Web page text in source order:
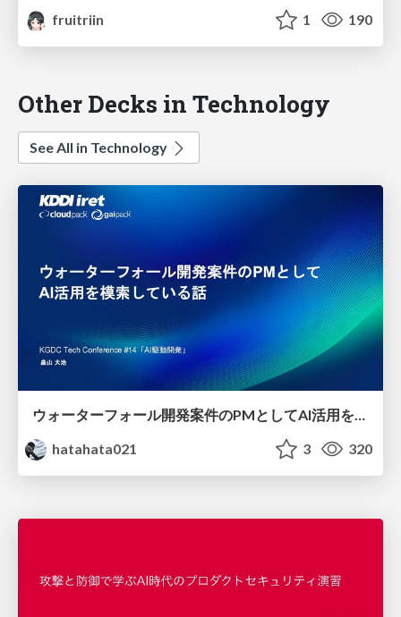
fruitriin
1 190
Other Decks in Technology
See All in Technology
hatahata021
3 320